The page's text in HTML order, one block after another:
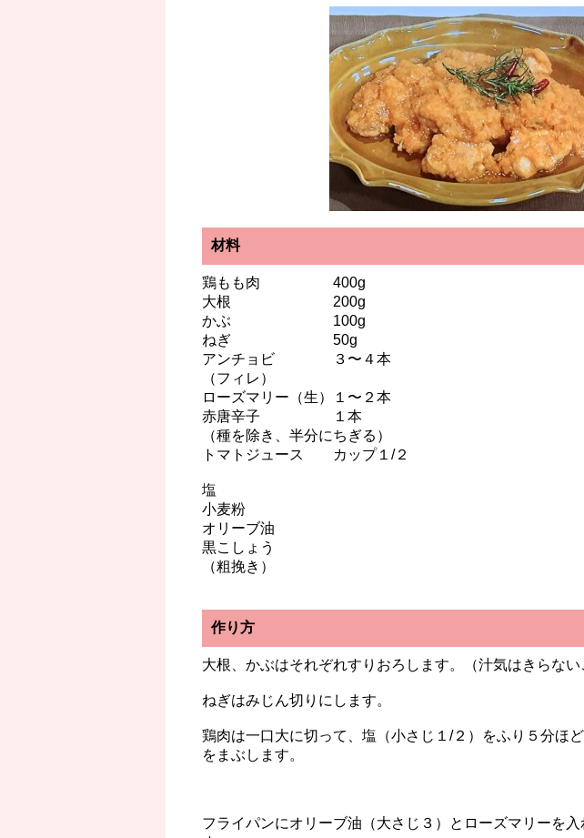
材料
鶏もも肉 400g
大根 200g
かぶ 100g
ねぎ 50g
アンチョビ ３〜４本
（フィレ）
ローズマリー（生）１〜２本
赤唐辛子 １本
（種を除き、半分にちぎる）
トマトジュース カップ１/２
塩
小麦粉
オリーブ油
黒こしょう
（粗挽き）
作り方
大根、かぶはそれぞれすりおろします。（汁気はきらない
ねぎはみじん切りにします。
鶏肉は一口大に切って、塩（小さじ１/２）をふり５分ほ
をまぶします。
フライパンにオリーブ油（大さじ３）とローズマリーを入